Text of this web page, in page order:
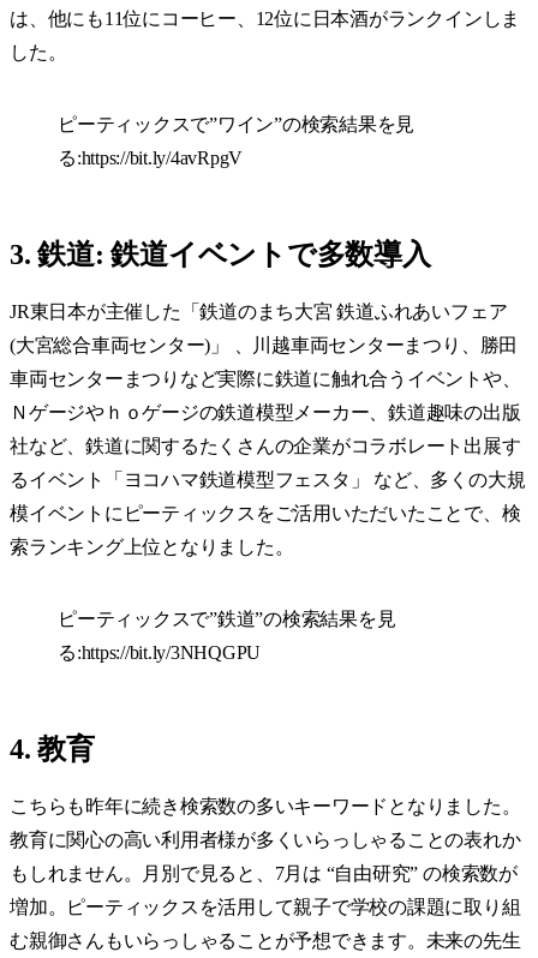
は、他にも11位にコーヒー、12位に日本酒がランクインしま
した。
ピーティックスで”ワイン”の検索結果を見
る:https://bit.ly/4avRpgV
3. 鉄道: 鉄道イベントで多数導入
JR東日本が主催した「鉄道のまち大宮 鉄道ふれあいフェア
(大宮総合車両センター)」 、川越車両センターまつり、勝田
車両センターまつりなど実際に鉄道に触れ合うイベントや、
Ｎゲージやｈｏゲージの鉄道模型メーカー、鉄道趣味の出版
社など、鉄道に関するたくさんの企業がコラボレート出展す
るイベント「ヨコハマ鉄道模型フェスタ」 など、多くの大規
模イベントにピーティックスをご活用いただいたことで、検
索ランキング上位となりました。
ピーティックスで”鉄道”の検索結果を見
る:https://bit.ly/3NHQGPU
4. 教育
こちらも昨年に続き検索数の多いキーワードとなりました。
教育に関心の高い利用者様が多くいらっしゃることの表れか
もしれません。月別で見ると、7月は “自由研究​​” の検索数が
増加。ピーティックスを活用して親子で学校の課題に取り組
む親御さんもいらっしゃることが予想できます。未来の先生